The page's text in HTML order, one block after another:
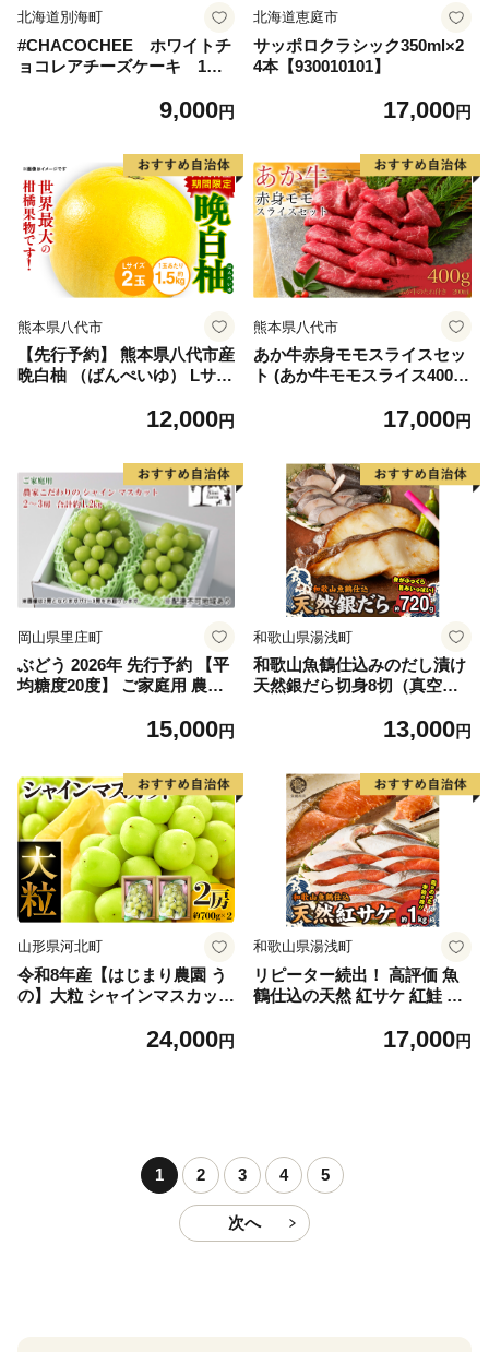
北海道別海町
#CHACOCHEE ホワイトチ
ョコレアチーズケーキ 1ホ
海町,チーズ,ちーず,チーズケ
9,000円
北海道恵庭市
サッポロクラシック350ml×2
4本【930010101】
17,000円
熊本県八代市
【先行予約】 熊本県八代市産
晩白柚 （ばんぺいゆ） Lサイ
もの フルーツ おやつ 特産 熊
12,000円
熊本県八代市
あか牛赤身モモスライスセッ
ト (あか牛モモスライス400
17,000円
岡山県里庄町
ぶどう 2026年 先行予約 【平
均糖度20度】 ご家庭用 農家
ット 2～3房 合計約1.2kg ブ
直送 】
15,000円
和歌山県湯浅町
和歌山魚鶴仕込みのだし漬け
天然銀だら切身8切（真空パ
製法 良質な脂 ふっくら 柔ら
ぶ だし漬け 煮付け ムニエル
味噌漬け 鍋物 冷凍 湯浅町 送
料無料_G7334
13,000円
山形県河北町
令和8年産【はじまり農園 う
の】大粒 シャインマスカット
河北町産 【河北町観光物産協
24,000円
和歌山県湯浅町
リピーター続出！ 高評価 魚
鶴仕込の天然 紅サケ 紅鮭 鮭
レビュー高評価 小分け 真空
町 送料無料_G7317
17,000円
1 2 3 4 5
次へ